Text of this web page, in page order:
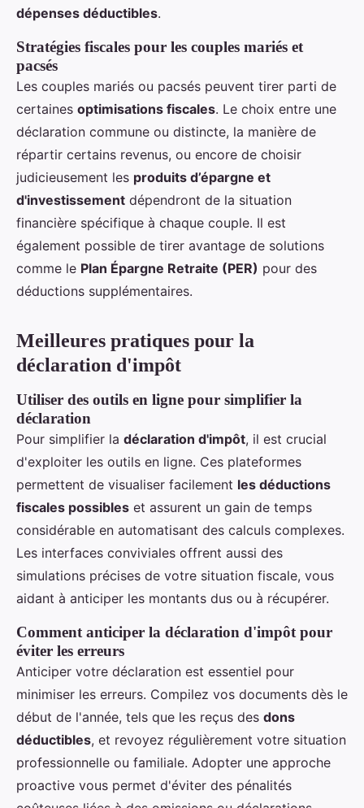
dépenses déductibles.
Stratégies fiscales pour les couples mariés et
pacsés
Les couples mariés ou pacsés peuvent tirer parti de
certaines optimisations fiscales. Le choix entre une
déclaration commune ou distincte, la manière de
répartir certains revenus, ou encore de choisir
judicieusement les produits d’épargne et
d'investissement dépendront de la situation
financière spécifique à chaque couple. Il est
également possible de tirer avantage de solutions
comme le Plan Épargne Retraite (PER) pour des
déductions supplémentaires.
Meilleures pratiques pour la
déclaration d'impôt
Utiliser des outils en ligne pour simplifier la
déclaration
Pour simplifier la déclaration d'impôt, il est crucial
d'exploiter les outils en ligne. Ces plateformes
permettent de visualiser facilement les déductions
fiscales possibles et assurent un gain de temps
considérable en automatisant des calculs complexes.
Les interfaces conviviales offrent aussi des
simulations précises de votre situation fiscale, vous
aidant à anticiper les montants dus ou à récupérer.
Comment anticiper la déclaration d'impôt pour
éviter les erreurs
Anticiper votre déclaration est essentiel pour
minimiser les erreurs. Compilez vos documents dès le
début de l'année, tels que les reçus des dons
déductibles, et revoyez régulièrement votre situation
professionnelle ou familiale. Adopter une approche
proactive vous permet d'éviter des pénalités